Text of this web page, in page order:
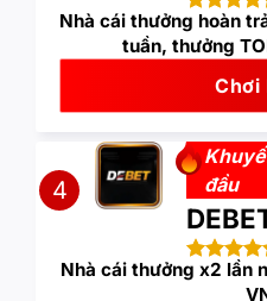
Nhà cái thưởng hoàn
tuần, thưởng
Chơi
4
đầu
Nhà cái thưởng x2 lần